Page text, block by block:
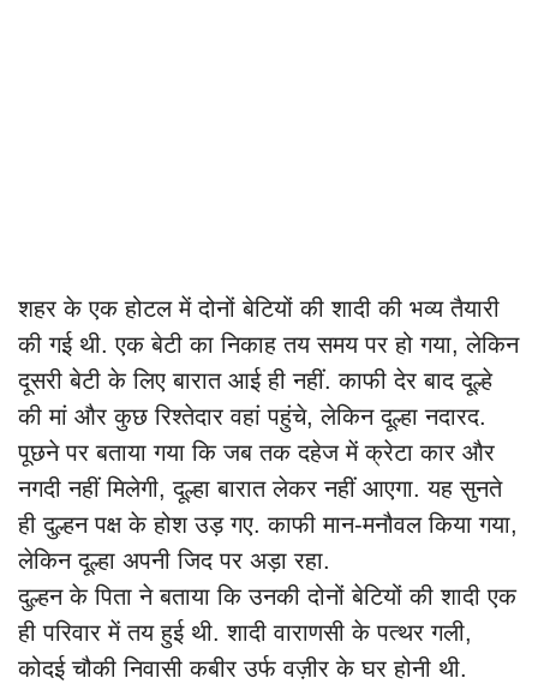
शहर के एक होटल में दोनों बेटियों की शादी की भव्य तैयारी
की गई थी. एक बेटी का निकाह तय समय पर हो गया, लेकिन
दूसरी बेटी के लिए बारात आई ही नहीं. काफी देर बाद दूल्हे
की मां और कुछ रिश्तेदार वहां पहुंचे, लेकिन दूल्हा नदारद.
पूछने पर बताया गया कि जब तक दहेज में क्रेटा कार और
नगदी नहीं मिलेगी, दूल्हा बारात लेकर नहीं आएगा. यह सुनते
ही दुल्हन पक्ष के होश उड़ गए. काफी मान-मनौवल किया गया,
लेकिन दूल्हा अपनी जिद पर अड़ा रहा.
दुल्हन के पिता ने बताया कि उनकी दोनों बेटियों की शादी एक
ही परिवार में तय हुई थी. शादी वाराणसी के पत्थर गली,
कोदई चौकी निवासी कबीर उर्फ वज़ीर के घर होनी थी.